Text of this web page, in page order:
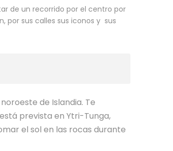
de un recorrido por el centro por
por sus calles sus iconos y sus
de Islandia. Te
prevista en Ytri-Tunga,
el sol en las rocas durante